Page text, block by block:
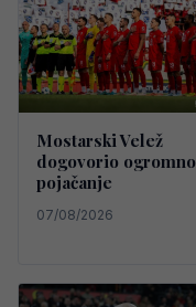
Mostarski Velež
dogovorio ogromno
pojačanje
07/08/2026